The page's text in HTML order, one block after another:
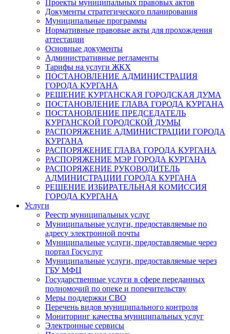
Проекты муниципальных правовых актов
Документы стратегического планирования
Муниципальные программы
Нормативные правовые акты для прохождения
аттестации
Основные документы
Административные регламенты
Тарифы на услуги ЖКХ
ПОСТАНОВЛЕНИЕ АДМИНИСТРАЦИЯ
ГОРОДА КУРГАНА
РЕШЕНИЕ КУРГАНСКАЯ ГОРОДСКАЯ ДУМА
ПОСТАНОВЛЕНИЕ ГЛАВА ГОРОДА КУРГАНА
ПОСТАНОВЛЕНИЕ ПРЕДСЕДАТЕЛЬ
КУРГАНСКОЙ ГОРОДСКОЙ ДУМЫ
РАСПОРЯЖЕНИЕ АДМИНИСТРАЦИИ ГОРОДА
КУРГАНА
РАСПОРЯЖЕНИЕ ГЛАВА ГОРОДА КУРГАНА
РАСПОРЯЖЕНИЕ МЭР ГОРОДА КУРГАНА
РАСПОРЯЖЕНИЕ РУКОВОДИТЕЛЬ
АДМИНИСТРАЦИИ ГОРОДА КУРГАНА
РЕШЕНИЕ ИЗБИРАТЕЛЬНАЯ КОМИССИЯ
ГОРОДА КУРГАНА
Услуги
Реестр муниципальных услуг
Муниципальные услуги, предоставляемые по
адресу электронной почты
Муниципальные услуги, предоставляемые через
портал Госуслуг
Муниципальные услуги, предоставляемые через
ГБУ МФЦ
Государственные услуги в сфере переданных
полномочий по опеке и попечительству
Меры поддержки СВО
Перечень видов муниципального контроля
Мониторинг качества муниципальных услуг
Электронные сервисы